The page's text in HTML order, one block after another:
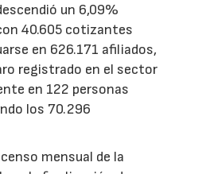
un 6,09%
40.605 cotizantes
en 626.171 afiliados,
registrado en el sector
en 122 personas
los 70.296
mensual de la